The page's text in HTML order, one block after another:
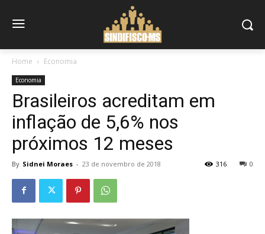
Home Economia
Economia
Brasileiros acreditam em
inflação de 5,6% nos
próximos 12 meses
By Sidnei Moraes - 23 de novembro de 2018 0
316